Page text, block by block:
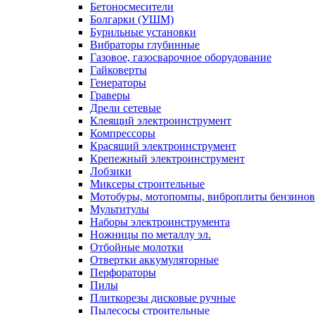
Бетоносмесители
Болгарки (УШМ)
Бурильные установки
Вибраторы глубинные
Газовое, газосварочное оборудование
Гайковерты
Генераторы
Граверы
Дрели сетевые
Клеящий электроинструмент
Компрессоры
Красящий электроинструмент
Крепежный электроинструмент
Лобзики
Миксеры строительные
Мотобуры, мотопомпы, виброплиты
Мультитулы
Наборы электроинструмента
Ножницы по металлу эл.
Отбойные молотки
Отвертки аккумуляторные
Перфораторы
Пилы
Плиткорезы дисковые ручные
Пылесосы строительные